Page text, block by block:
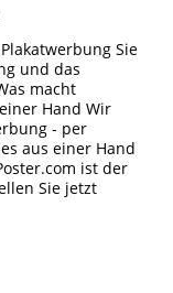
Sie
und das
macht
Hand Wir
- per
aus einer Hand
ist der
Sie jetzt